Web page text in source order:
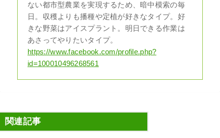
ない都市型農業を実現するため、暗中模索の毎
日。収穫よりも播種や定植が好きなタイプ。好
きな野菜はアイスプラント。明日できる作業は
あさってやりたいタイプ。
https://www.facebook.com/profile.php?
id=100010496268561
関連記事